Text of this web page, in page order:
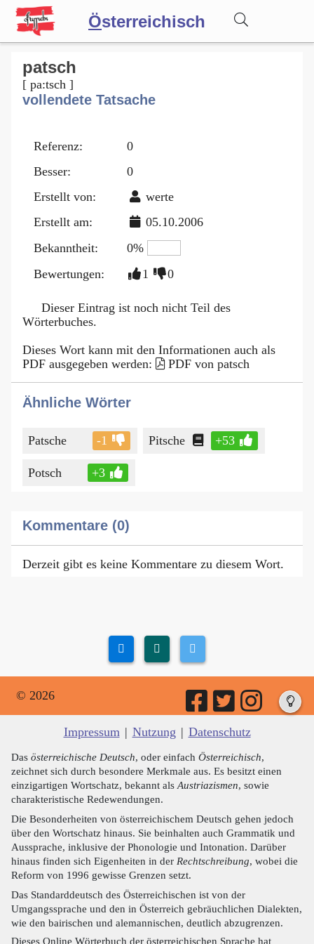
Österreichisch
Wörterbuch
Forum
Blog
patsch
[ pa:tsch ]
vollendete Tatsache
Referenz:
0
Besser:
0
Erstellt von:
werte
Erstellt am:
05.10.2006
Bekanntheit:
0%
Bewertungen:
1 0
Dieser Eintrag ist noch nicht Teil des
Wörterbuches.
Dieses Wort kann mit den Informationen auch als
PDF ausgegeben werden:
PDF von patsch
Ähnliche Wörter
Patsche -1 Pitsche +53
Potsch +3
Kommentare (0)
Derzeit gibt es keine Kommentare zu diesem Wort.
© 2026
Impressum | Nutzung | Datenschutz
Das österreichische Deutsch, oder einfach Österreichisch,
zeichnet sich durch besondere Merkmale aus. Es besitzt einen
einzigartigen Wortschatz, bekannt als Austriazismen, sowie
charakteristische Redewendungen.
Die Besonderheiten von österreichischem Deutsch gehen jedoch
über den Wortschatz hinaus. Sie beinhalten auch Grammatik und
Aussprache, inklusive der Phonologie und Intonation. Darüber
hinaus finden sich Eigenheiten in der Rechtschreibung, wobei die
Reform von 1996 gewisse Grenzen setzt.
Das Standarddeutsch des Österreichischen ist von der
Umgangssprache und den in Österreich gebräuchlichen Dialekten,
wie den bairischen und alemannischen, deutlich abzugrenzen.
Dieses Online Wörterbuch der österreichischen Sprache hat